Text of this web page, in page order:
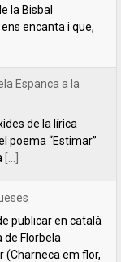
poema “Estimar”
[...]
publicar en català
Florbela
em flor,
de setembre és
preparant al llarg
poètic de Carles